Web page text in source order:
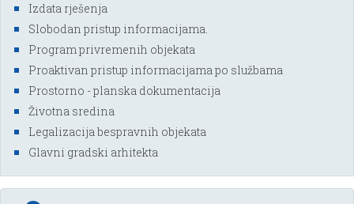
Izdata rješenja
Slobodan pristup informacijama.
Program privremenih objekata
Proaktivan pristup informacijama po službama
Prostorno - planska dokumentacija
Životna sredina
Legalizacija bespravnih objekata
Glavni gradski arhitekta